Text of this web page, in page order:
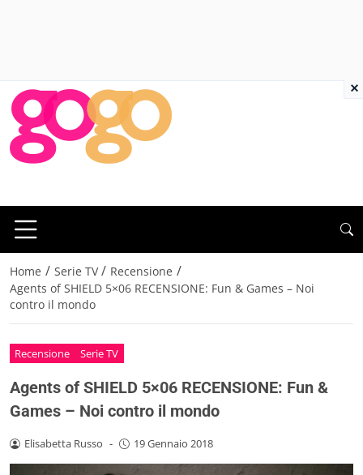
Home / Serie TV / Recensione /
Agents of SHIELD 5×06 RECENSIONE: Fun & Games – Noi
contro il mondo
Recensione Serie TV
Agents of SHIELD 5×06 RECENSIONE: Fun &
Games – Noi contro il mondo
Elisabetta Russo - 19 Gennaio 2018
×